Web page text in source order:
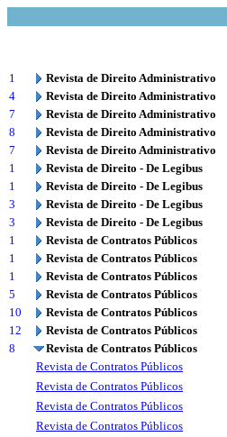
1
Revista de Direito Administrativo
4
Revista de Direito Administrativo
7
Revista de Direito Administrativo
8
Revista de Direito Administrativo
7
Revista de Direito Administrativo
1
Revista de Direito - De Legibus
1
Revista de Direito - De Legibus
3
Revista de Direito - De Legibus
3
Revista de Direito - De Legibus
1
Revista de Contratos Públicos
1
Revista de Contratos Públicos
1
Revista de Contratos Públicos
5
Revista de Contratos Públicos
10
Revista de Contratos Públicos
12
Revista de Contratos Públicos
8
Revista de Contratos Públicos
Revista de Contratos Públicos
Revista de Contratos Públicos
Revista de Contratos Públicos
Revista de Contratos Públicos